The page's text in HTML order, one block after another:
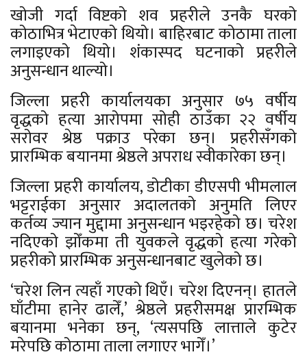
खोजी गर्दा विष्टको शव प्रहरीले उनकै घरको
कोठाभित्र भेटाएको थियो। बाहिरबाट कोठामा ताला
लगाइएको थियो। शंकास्पद घटनाको प्रहरीले
अनुसन्धान थाल्यो।
जिल्ला प्रहरी कार्यालयका अनुसार ७५ वर्षीय
वृद्धको हत्या आरोपमा सोही ठाउँका २२ वर्षीय
सरोवर श्रेष्ठ पक्राउ परेका छन्। प्रहरीसँगको
प्रारम्भिक बयानमा श्रेष्ठले अपराध स्वीकारेका छन्।
जिल्ला प्रहरी कार्यालय, डोटीका डीएसपी भीमलाल
भट्टराईका अनुसार अदालतको अनुमति लिएर
कर्तव्य ज्यान मुद्दामा अनुसन्धान भइरहेको छ। चरेश
नदिएको झोँकमा ती युवकले वृद्धको हत्या गरेको
प्रहरीको प्रारम्भिक अनुसन्धानबाट खुलेको छ।
‘चरेश लिन त्यहाँ गएको थिएँ। चरेश दिएनन्। हातले
घाँटीमा हानेर ढालेँ,’ श्रेष्ठले प्रहरीसमक्ष प्रारम्भिक
बयानमा भनेका छन्, ‘त्यसपछि लात्ताले कुटेर
मरेपछि कोठामा ताला लगाएर भागेँ।’